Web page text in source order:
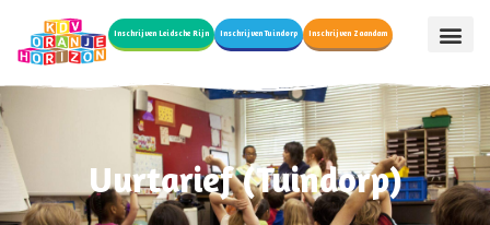
Inschrijven Leidsche Rijn Inschrijven Tuindorp Inschrijven Zaandam
Uurtarief (Tuindorp)